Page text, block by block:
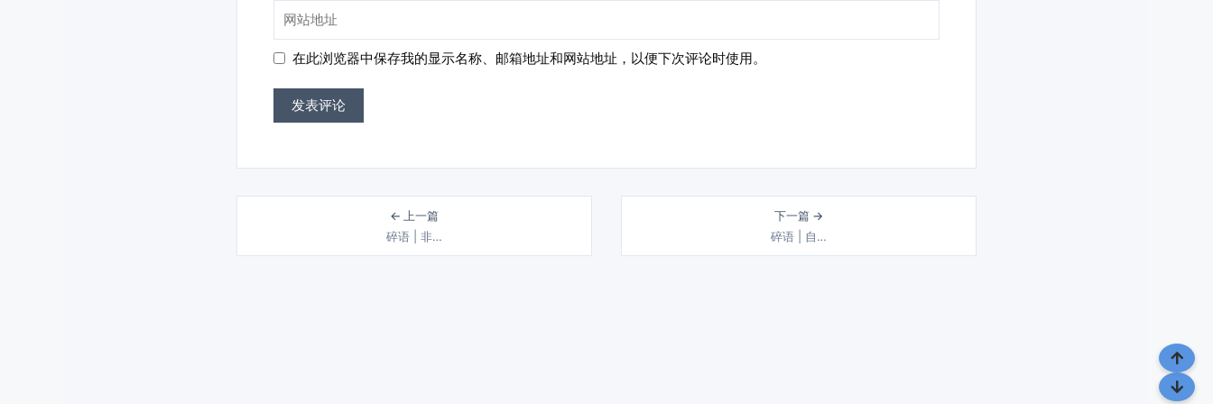
箱
地
址
站
地
址
在此浏览器中保存我的显示名称、邮箱地址和网站地址，以便下次评论时使用。
← 上一篇
碎语 | 非…
下一篇 →
碎语 | 自…